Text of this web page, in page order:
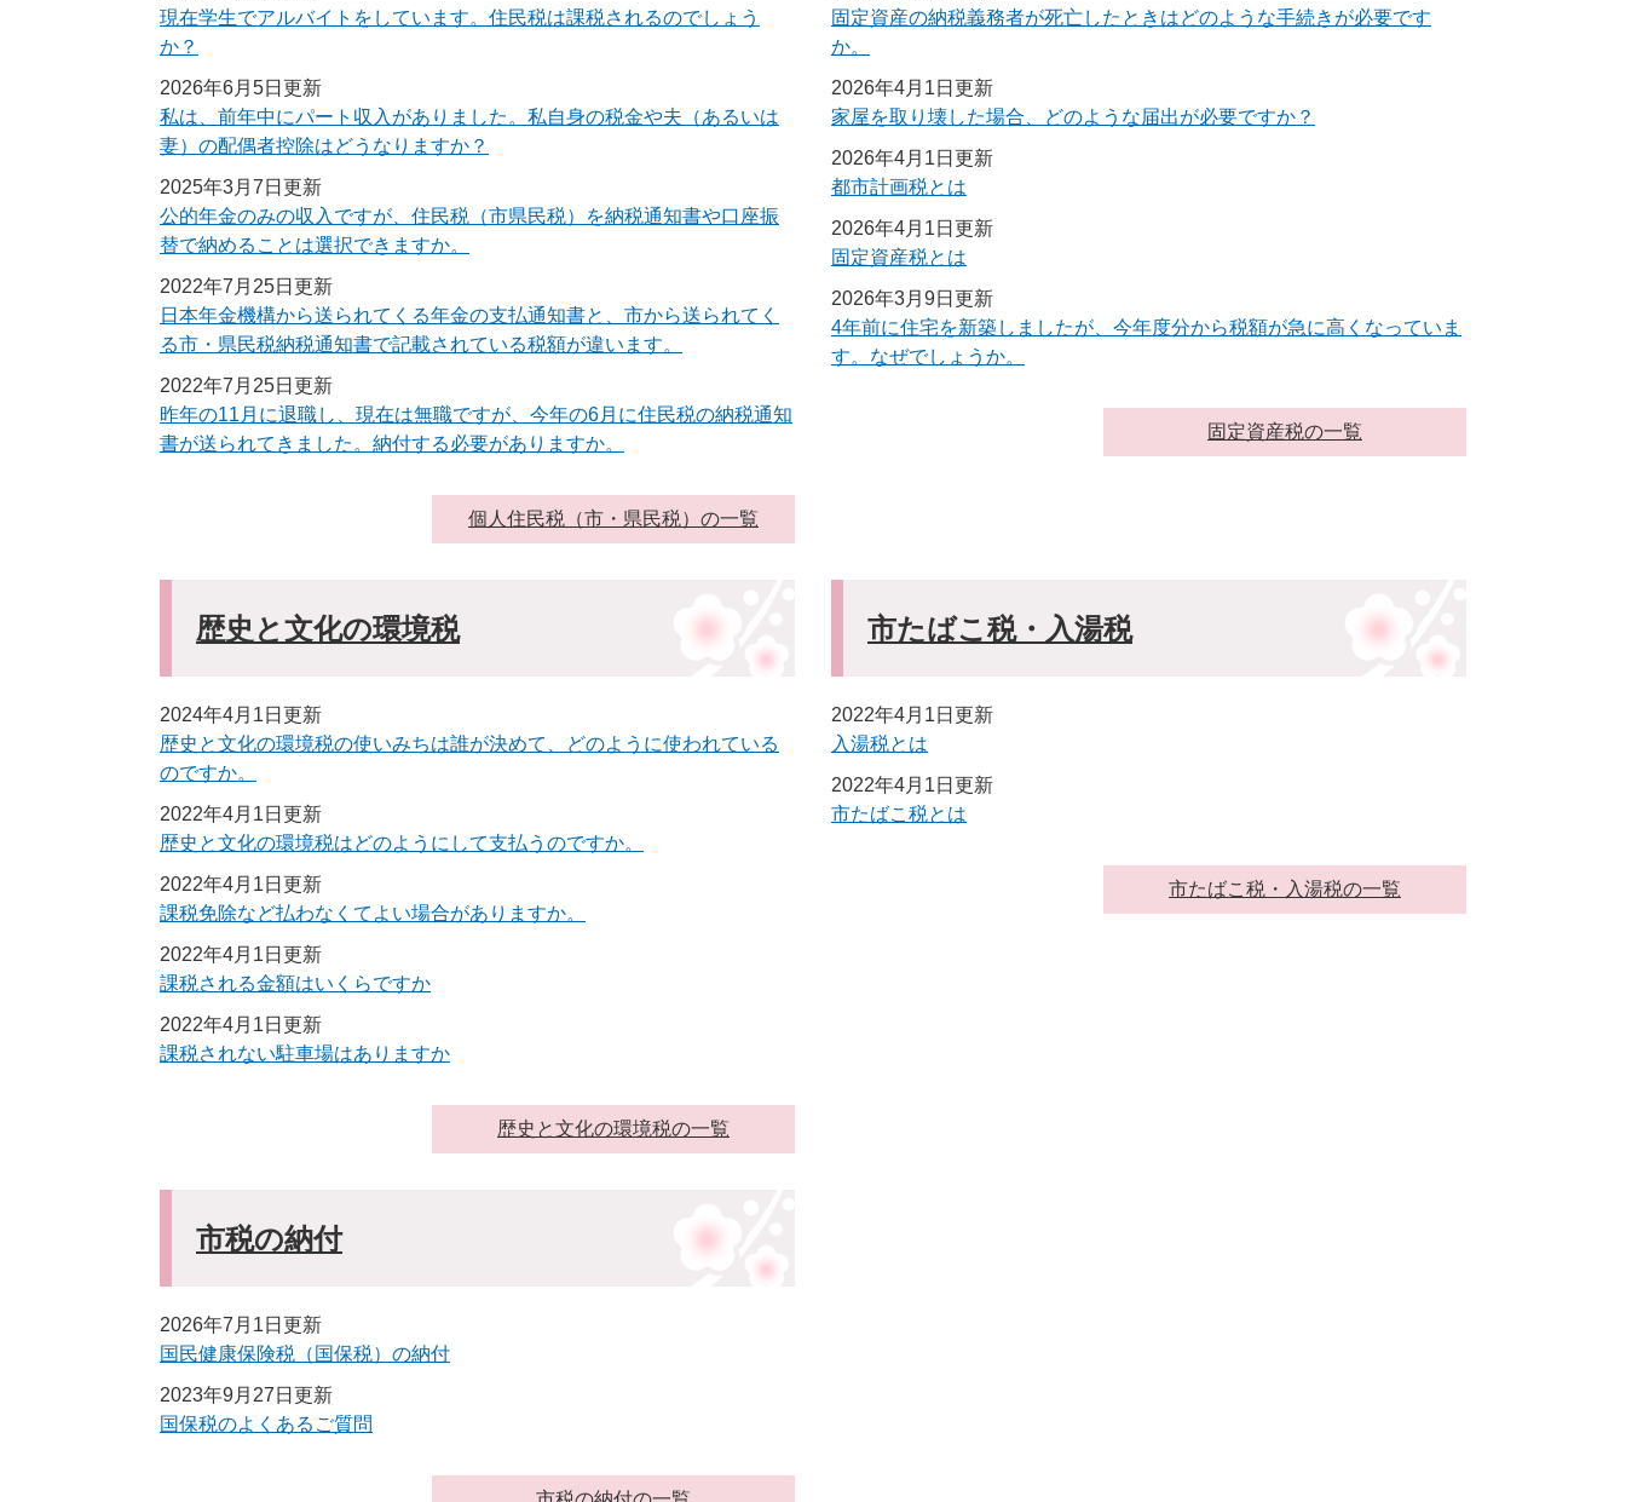
現在学生でアルバイトをしています。住民税は課税されるのでしょう
か？
2026年6月5日更新
私は、前年中にパート収入がありました。私自身の税金や夫（あるいは
妻）の配偶者控除はどうなりますか？
2025年3月7日更新
公的年金のみの収入ですが、住民税（市県民税）を納税通知書や口座振
替で納めることは選択できますか。
2022年7月25日更新
日本年金機構から送られてくる年金の支払通知書と、市から送られてく
る市・県民税納税通知書で記載されている税額が違います。
2022年7月25日更新
昨年の11月に退職し、現在は無職ですが、今年の6月に住民税の納税通知
書が送られてきました。納付する必要がありますか。
個人住民税（市・県民税）の一覧
固定資産の納税義務者が死亡したときはどのような手続きが必要です
か。
2026年4月1日更新
家屋を取り壊した場合、どのような届出が必要ですか？
2026年4月1日更新
都市計画税とは
2026年4月1日更新
固定資産税とは
2026年3月9日更新
4年前に住宅を新築しましたが、今年度分から税額が急に高くなっていま
す。なぜでしょうか。
固定資産税の一覧
歴史と文化の環境税
2024年4月1日更新
歴史と文化の環境税の使いみちは誰が決めて、どのように使われている
のですか。
2022年4月1日更新
歴史と文化の環境税はどのようにして支払うのですか。
2022年4月1日更新
課税免除など払わなくてよい場合がありますか。
2022年4月1日更新
課税される金額はいくらですか
2022年4月1日更新
課税されない駐車場はありますか
歴史と文化の環境税の一覧
市たばこ税・入湯税
2022年4月1日更新
入湯税とは
2022年4月1日更新
市たばこ税とは
市たばこ税・入湯税の一覧
市税の納付
2026年7月1日更新
国民健康保険税（国保税）の納付
2023年9月27日更新
国保税のよくあるご質問